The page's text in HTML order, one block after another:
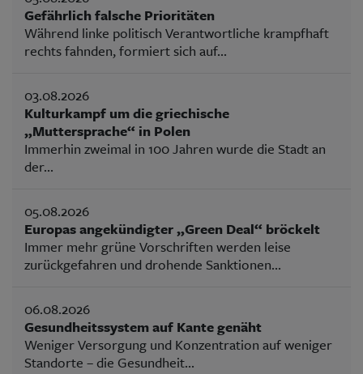
Gefährlich falsche Prioritäten
Während linke politisch Verantwortliche krampfhaft
rechts fahnden, formiert sich auf...
03.08.2026
Kulturkampf um die griechische
„Muttersprache“ in Polen
Immerhin zweimal in 100 Jahren wurde die Stadt an
der...
05.08.2026
Europas angekündigter „Green Deal“ bröckelt
Immer mehr grüne Vorschriften werden leise
zurückgefahren und drohende Sanktionen...
06.08.2026
Gesundheitssystem auf Kante genäht
Weniger Versorgung und Konzentration auf weniger
Standorte – die Gesundheit...